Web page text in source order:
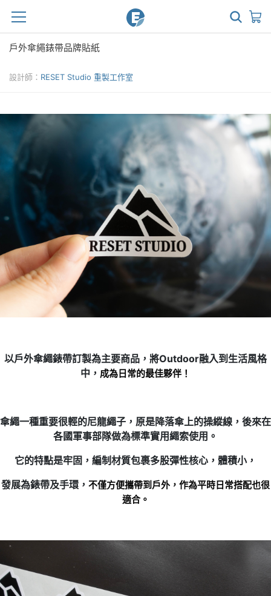
戶外傘繩錶帶品牌貼紙
設計師： RESET Studio 重製工作室
以戶外傘繩錶帶訂製為主要商品，將Outdoor融入到生活風格
中， 成為日常的最佳夥伴！
傘繩一種重要很輕的尼龍繩子，原是降落傘上的操縱線，後來在
各國軍事部隊做為標準實用繩索使用。
它的特點是牢固，編制材質包裹多股彈性核心，體積小，
發展為錶帶及手環， 不僅方便攜帶到戶外，作為平時日常搭配也很
適合。